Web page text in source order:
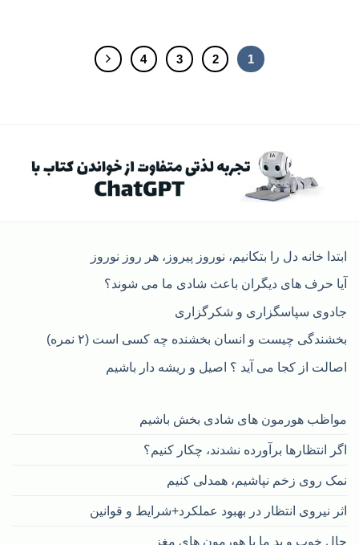
1
2
3
4
ابتدا خانه دل را بتکانیم، نوروز پیروز، هر روز نوروز
آیا حرف های دیگران باعث شادی ما می شوند؟
جادوی سپاسگزاری و شکرگزاری
بخشندگی چیست و انسان بخشنده چه کسی است (۲ نمره)
اصالت از کجا می آید ؟ اصیل و ریشه دار باشیم
مواظب هورمون های شادی بخش باشیم
اگر انتظارها برآورده نشدند، چکار کنیم؟
نمک روی زخم نپاشیم، همدلی کنیم
اثر نیروی انتظار در بهبود عملکرد+شرایط و قوانین
حال خوب و بد ما با هورمون های مغز